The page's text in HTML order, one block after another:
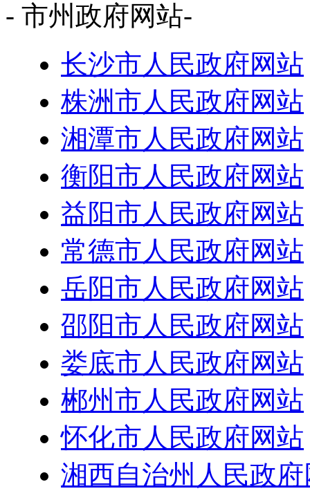
- 市州政府网站-
长沙市人民政府网站
株洲市人民政府网站
湘潭市人民政府网站
衡阳市人民政府网站
益阳市人民政府网站
常德市人民政府网站
岳阳市人民政府网站
邵阳市人民政府网站
娄底市人民政府网站
郴州市人民政府网站
怀化市人民政府网站
湘西自治州人民政